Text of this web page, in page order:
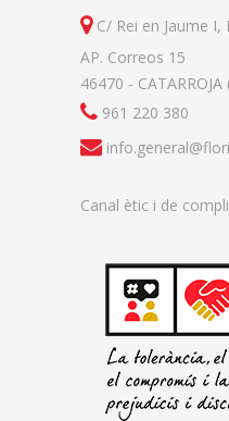
C/ Rei en Jaume I,
AP. Correos 15
46470 - CATARROJA
961 220 380
Canal ètic i de